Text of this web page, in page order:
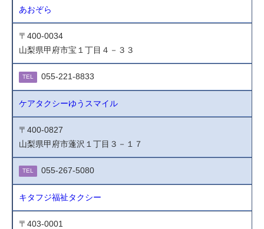
あおぞら
〒400-0034
山梨県甲府市宝１丁目４－３３
TEL 055-221-8833
ケアタクシーゆうスマイル
〒400-0827
山梨県甲府市蓬沢１丁目３－１７
TEL 055-267-5080
キタフジ福祉タクシー
〒403-0001